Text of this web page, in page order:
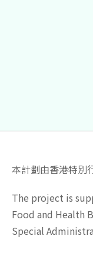
本計劃由香港特別
The project is
Food and Health
Special